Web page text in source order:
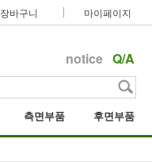
장바구니 마이페이지
notice Q/A
측면부품 후면부품